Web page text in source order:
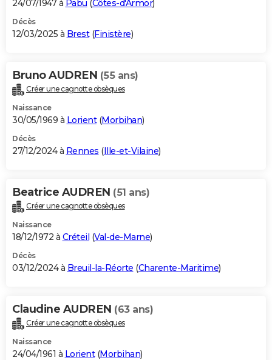
24/07/1947 à Pabu (Côtes-d'Armor)
Décès
12/03/2025 à Brest(Finistère)
Bruno AUDREN (55 ans)
Créer une cagnotte obsèques
Naissance
30/05/1969 à Lorient(Morbihan)
Décès
27/12/2024 à Rennes (Ille-et-Vilaine)
Beatrice AUDREN (51 ans)
Créer une cagnotte obsèques
Naissance
18/12/1972 à Créteil (Val-de-Marne)
Décès
03/12/2024 à Breuil-la-Réorte (Charente-Maritime)
Claudine AUDREN (63 ans)
Créer une cagnotte obsèques
Naissance
24/04/1961 à Lorient(Morbihan)